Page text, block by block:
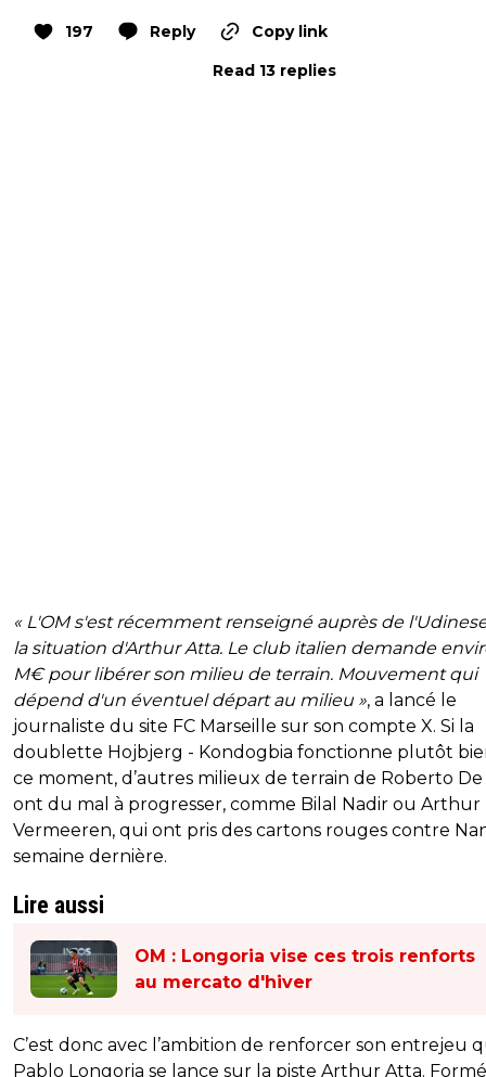
197 Reply
Copy link
Read 13 replies
« L'OM s'est récemment renseigné auprès de
la situation d'Arthur Atta. Le club italien demande
M€ pour libérer son milieu de terrain. Mouvement qui
dépend d'un éventuel départ au milieu », a lancé le
journaliste du site FC Marseille sur son compte X. Si la
doublette Hojbjerg - Kondogbia fonctionne plutôt
ce moment, d’autres milieux de terrain de Roberto
ont du mal à progresser, comme Bilal Nadir ou Arthur
Vermeeren, qui ont pris des cartons rouges contre
semaine dernière.
Lire aussi
OM : Longoria vise ces trois renforts
au mercato d'hiver
C’est donc avec l’ambition de renforcer son entrejeu
Pablo Longoria se lance sur la piste Arthur Atta.